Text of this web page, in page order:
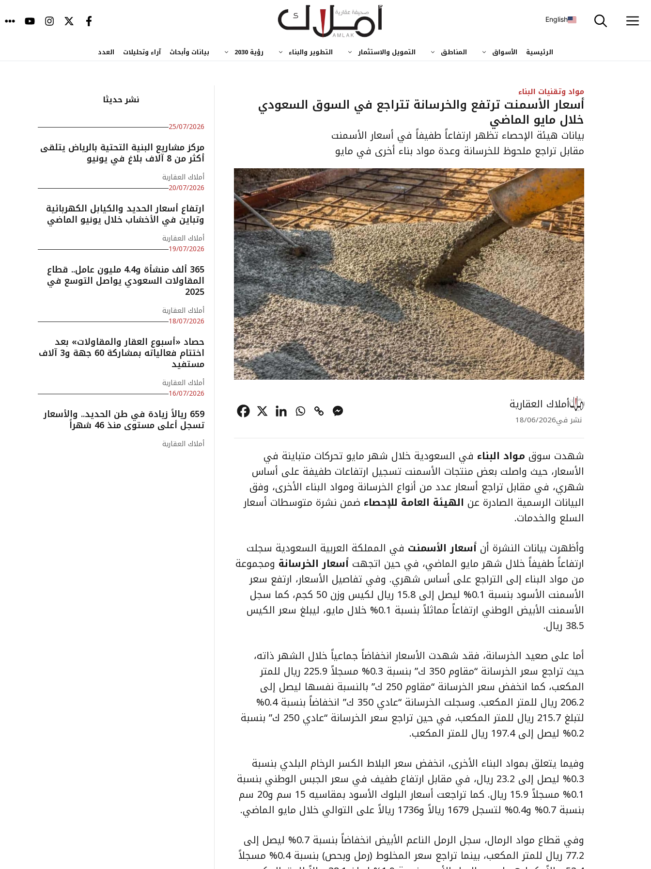
إلى
English
الرئيسية الأسواق المناطق التمويل والاستثمار التطوير والبناء رؤية 2030 بيانات وأبحاث آراء وتحليلات العدد
مواد وتقنيات البناء
أسعار الأسمنت ترتفع والخرسانة تتراجع في السوق السعودي
خلال مايو الماضي
بيانات هيئة الإحصاء تظهر ارتفاعاً طفيفاً في أسعار الأسمنت
مقابل تراجع ملحوظ للخرسانة وعدة مواد بناء أخرى في مايو
أملاك العقارية
نشر في18/06/2026
شهدت سوق مواد البناء في السعودية خلال شهر مايو تحركات متباينة في
الأسعار، حيث واصلت بعض منتجات الأسمنت تسجيل ارتفاعات طفيفة على أساس
شهري، في مقابل تراجع أسعار عدد من أنواع الخرسانة ومواد البناء الأخرى، وفق
البيانات الرسمية الصادرة عن الهيئة العامة للإحصاء ضمن نشرة متوسطات أسعار
السلع والخدمات.
وأظهرت بيانات النشرة أن أسعار الأسمنت في المملكة العربية السعودية سجلت
ارتفاعاً طفيفاً خلال شهر مايو الماضي، في حين اتجهت أسعار الخرسانة ومجموعة
من مواد البناء إلى التراجع على أساس شهري. وفي تفاصيل الأسعار، ارتفع سعر
الأسمنت الأسود بنسبة 0.1% ليصل إلى 15.8 ريال لكيس وزن 50 كجم، كما سجل
الأسمنت الأبيض الوطني ارتفاعاً مماثلاً بنسبة 0.1% خلال مايو، ليبلغ سعر الكيس
38.5 ريال.
أما على صعيد الخرسانة، فقد شهدت الأسعار انخفاضاً جماعياً خلال الشهر ذاته،
حيث تراجع سعر الخرسانة “مقاوم 350 ك” بنسبة 0.3% مسجلاً 225.9 ريال للمتر
المكعب، كما انخفض سعر الخرسانة “مقاوم 250 ك” بالنسبة نفسها ليصل إلى
206.2 ريال للمتر المكعب. وسجلت الخرسانة “عادي 350 ك” انخفاضاً بنسبة 0.4%
لتبلغ 215.7 ريال للمتر المكعب، في حين تراجع سعر الخرسانة “عادي 250 ك” بنسبة
0.2% ليصل إلى 197.4 ريال للمتر المكعب.
وفيما يتعلق بمواد البناء الأخرى، انخفض سعر البلاط الكسر الرخام البلدي بنسبة
0.3% ليصل إلى 23.2 ريال، في مقابل ارتفاع طفيف في سعر الجبس الوطني بنسبة
0.1% مسجلاً 15.9 ريال. كما تراجعت أسعار البلوك الأسود بمقاسيه 15 سم و20 سم
بنسبة 0.7% و0.4% لتسجل 1679 ريالاً و1736 ريالاً على التوالي خلال مايو الماضي.
وفي قطاع مواد الرمال، سجل الرمل الناعم الأبيض انخفاضاً بنسبة 0.7% ليصل إلى
77.2 ريال للمتر المكعب، بينما تراجع سعر المخلوط (رمل وبحص) بنسبة 0.4% مسجلاً
نشر حديثا
25/07/2026
مركز مشاريع البنية التحتية بالرياض يتلقى
أكثر من 8 آلاف بلاغ في يونيو
أملاك العقارية
20/07/2026
ارتفاع أسعار الحديد والكيابل الكهربائية
وتباين في الأخشاب خلال يونيو الماضي
أملاك العقارية
19/07/2026
365 ألف منشأة و4.4 مليون عامل.. قطاع
المقاولات السعودي يواصل التوسع في
2025
أملاك العقارية
18/07/2026
حصاد «أسبوع العقار والمقاولات» بعد
اختتام فعالياته بمشاركة 60 جهة و3 آلاف
مستفيد
أملاك العقارية
16/07/2026
659 ريالاً زيادة في طن الحديد.. والأسعار
تسجل أعلى مستوى منذ 46 شهراً
أملاك العقارية